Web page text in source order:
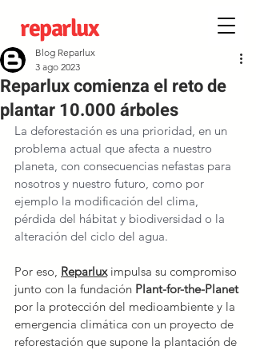
reparlux
Reparlux comienza el reto de
plantar 10.000 árboles
Blog Reparlux
3 ago 2023
La deforestación es una prioridad, en un
problema actual que afecta a nuestro
planeta, con consecuencias nefastas para
nosotros y nuestro futuro, como por
ejemplo la modificación del clima,
pérdida del hábitat y biodiversidad o la
alteración del ciclo del agua.
Por eso, Reparlux impulsa su compromiso
junto con la fundación Plant-for-the-Planet
por la protección del medioambiente y la
emergencia climática con un proyecto de
reforestación que supone la plantación de